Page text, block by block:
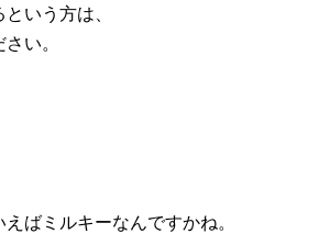
いう方は、
い。
ばミルキーなんですかね。